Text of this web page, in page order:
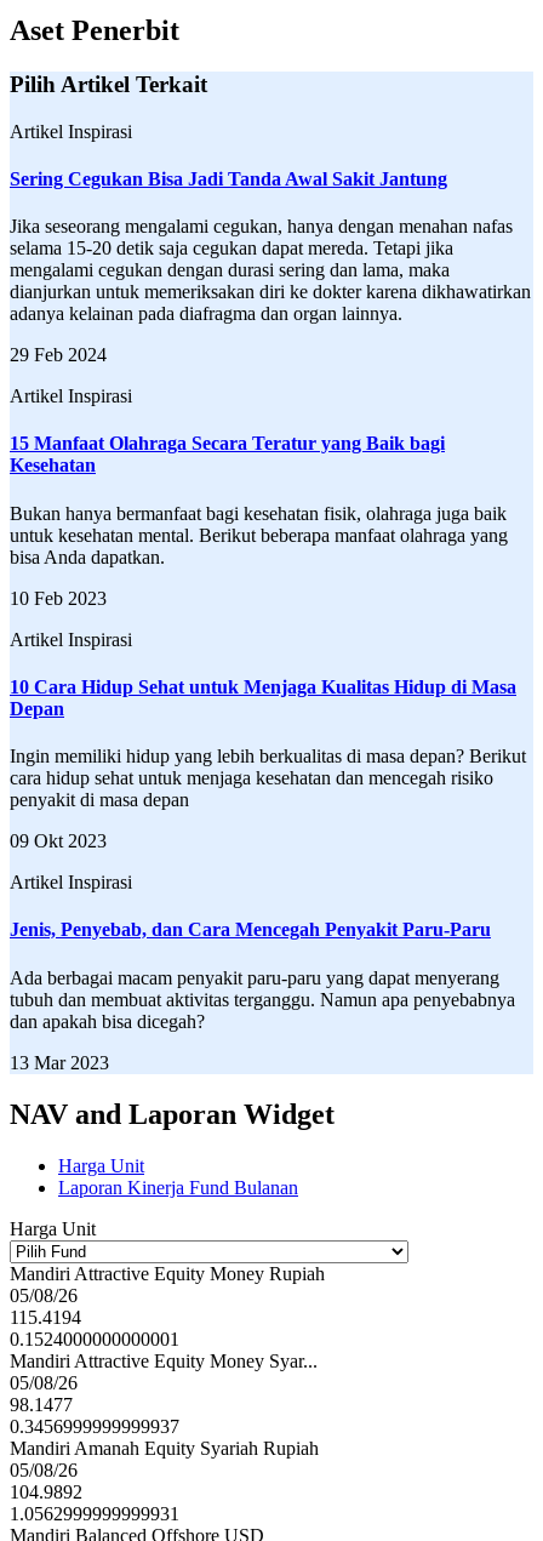
Aset Penerbit
Pilih Artikel Terkait
Artikel Inspirasi
Sering Cegukan Bisa Jadi Tanda Awal Sakit Jantung
Jika seseorang mengalami cegukan, hanya dengan menahan nafas
selama 15-20 detik saja cegukan dapat mereda. Tetapi jika
mengalami cegukan dengan durasi sering dan lama, maka
dianjurkan untuk memeriksakan diri ke dokter karena dikhawatirkan
adanya kelainan pada diafragma dan organ lainnya.
29 Feb 2024
Artikel Inspirasi
15 Manfaat Olahraga Secara Teratur yang Baik bagi
Kesehatan
Bukan hanya bermanfaat bagi kesehatan fisik, olahraga juga baik
untuk kesehatan mental. Berikut beberapa manfaat olahraga yang
bisa Anda dapatkan.
10 Feb 2023
Artikel Inspirasi
10 Cara Hidup Sehat untuk Menjaga Kualitas Hidup di Masa
Depan
Ingin memiliki hidup yang lebih berkualitas di masa depan? Berikut
cara hidup sehat untuk menjaga kesehatan dan mencegah risiko
penyakit di masa depan
09 Okt 2023
Artikel Inspirasi
Jenis, Penyebab, dan Cara Mencegah Penyakit Paru-Paru
Ada berbagai macam penyakit paru-paru yang dapat menyerang
tubuh dan membuat aktivitas terganggu. Namun apa penyebabnya
dan apakah bisa dicegah?
13 Mar 2023
NAV and Laporan Widget
Harga Unit
Laporan Kinerja Fund Bulanan
Harga Unit
Mandiri Attractive Equity Money Rupiah
05/08/26
115.4194
0.1524000000000001
Mandiri Attractive Equity Money Syar...
05/08/26
98.1477
0.3456999999999937
Mandiri Amanah Equity Syariah Rupiah
05/08/26
104.9892
1.0562999999999931
Mandiri Balanced Offshore USD